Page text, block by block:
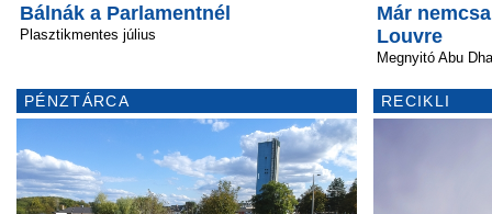
Bálnák a Parlamentnél
Plasztikmentes július
PÉNZTÁRCA
Már
Louvre
Megnyitó Abu
RECIKLI